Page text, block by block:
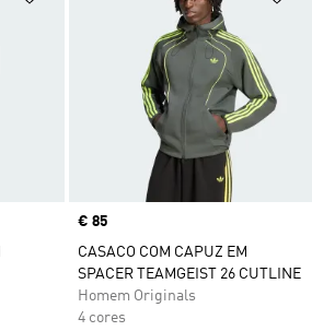
Price
€ 85
CASACO COM CAPUZ EM
SPACER TEAMGEIST 26 CUTLINE
Homem Originals
4 cores